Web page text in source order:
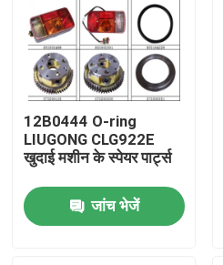
12B0444 O-ring
LIUGONG CLG922E
खुदाई मशीन के स्पेयर पार्ट्स
जांच भेजें